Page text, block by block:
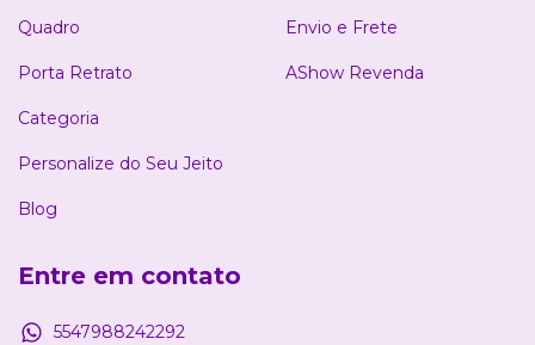
Quadro
Porta Retrato
Categoria
Personalize do Seu Jeito
Blog
Envio e Frete
AShow Revenda
Entre em contato
5547988242292